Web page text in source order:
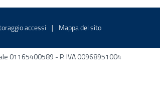
- Apre in una nuova finestra
accessi Sito interno - Apre in una nuova
Mappa del sitoSito interno - Apre
01165400589 - P. IVA 00968951004